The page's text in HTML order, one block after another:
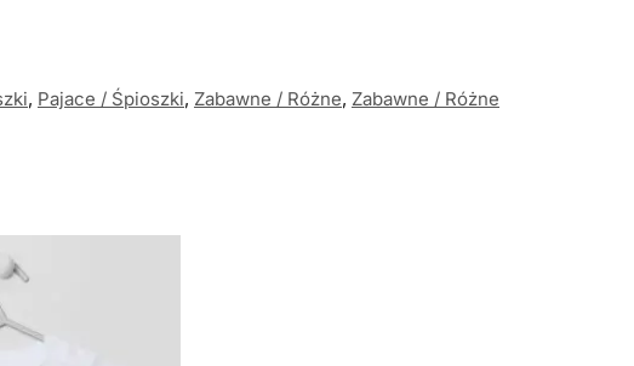
, Pajace / Śpioszki, Zabawne / Różne, Zabawne / Różne